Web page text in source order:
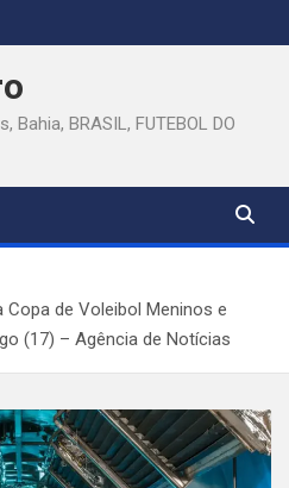
Bahia, BRASIL, FUTEBOL DO
Copa de Voleibol Meninos e
(17) – Agência de Notícias